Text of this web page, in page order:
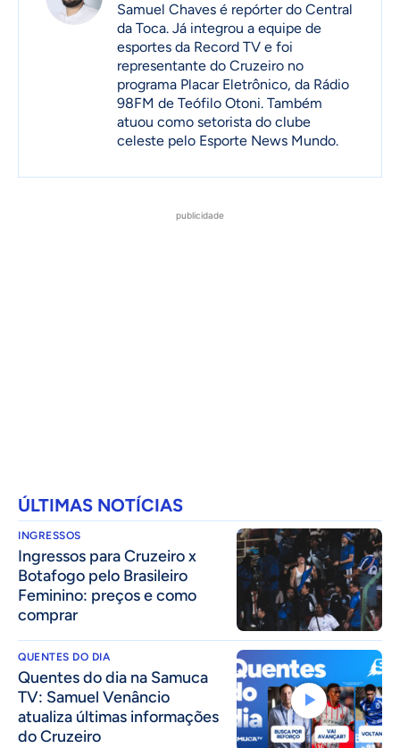
Samuel Chaves é repórter do Central
da Toca. Já integrou a equipe de
esportes da Record TV e foi
representante do Cruzeiro no
programa Placar Eletrônico, da Rádio
98FM de Teófilo Otoni. Também
atuou como setorista do clube
celeste pelo Esporte News Mundo.
publicidade
ÚLTIMAS NOTÍCIAS
INGRESSOS
Ingressos para Cruzeiro x
Botafogo pelo Brasileiro
Feminino: preços e como
comprar
QUENTES DO DIA
Quentes do dia na Samuca
TV: Samuel Venâncio
atualiza últimas informações
do Cruzeiro